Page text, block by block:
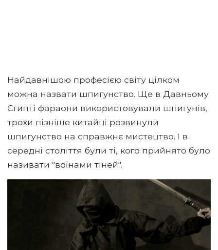
Найдавнішою професією світу цілком
можна назвати шпигунство. Ще в Давньому
Єгипті фараони використовували шпигунів,
трохи пізніше китайці розвинули
шпигунство на справжнє мистецтво. І в
середні століття були ті, кого прийнято було
називати "воїнами тіней".